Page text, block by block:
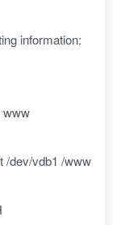
information:
www
/dev/vdb1 /www